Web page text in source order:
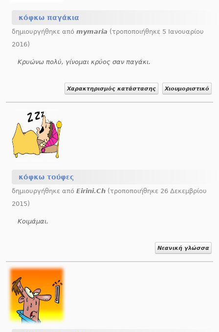
κόφκω παγάκια
δημιουργήθηκε απόmymaria (τροποποιήθηκε 5 Ιανουαρίου
2016)
Κρυώνω πολύ, γίνομαι κρύος σαν παγάκι.
Χαρακτηρισμός κατάστασης Χιουμοριστικό
κόφκω τούφες
δημιουργήθηκε απόEirini.Ch (τροποποιήθηκε 26 Δεκεμβρίου
2015)
Κοιμάμαι.
Νεανική γλώσσα